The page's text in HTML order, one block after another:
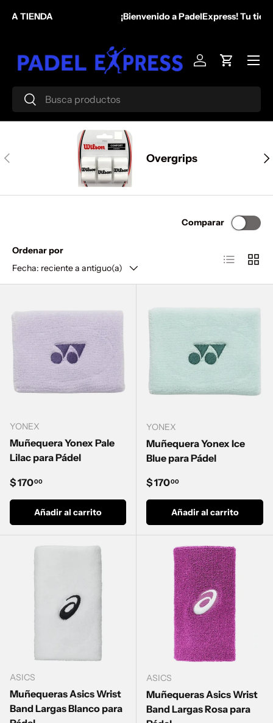
Ir al contenido
¡Bienvenido a PadelExpress! Tu tienda de pádel en México.
Buscar
Buscar
Iniciar sesión
Carrito
Menú
Anterior Overgrips
Ordenar por
Fecha: reciente a antiguo(a)
Comparar
Lista
YONEX
Muñequera Yonex Pale
Lilac para Pádel
Precio normal
$ 17000
Añadir al carrito
YONEX
Muñequera Yonex Ice
Blue para Pádel
Precio normal
$ 17000
Añadir al carrito
ASICS
Muñequeras Asics Wrist
Band Largas Blanco para
ASICS
Muñequeras Asics Wrist
Band Largas Rosa para